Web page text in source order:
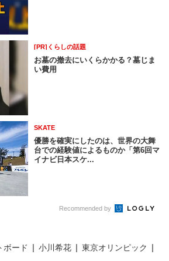
[PR]くらしの話題
お墓の撤去にいくらかかる？墓じま
い費用
SKATE
優勝を確実にしたのは、世界の大舞
台での経験値によるものか「第6回マ
イナビ日本スケ...
Recommended by
ボード 小川希花
東京オリンピック